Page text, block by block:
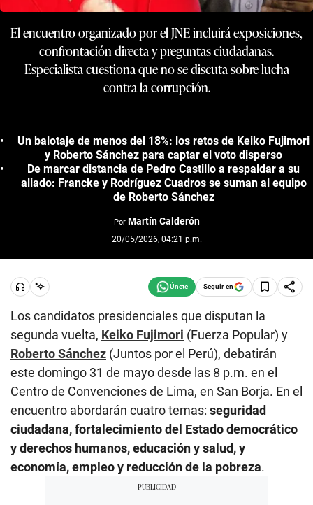
El encuentro organizado por el JNE incluirá exposiciones,
confrontación directa y preguntas ciudadanas.
Especialista cuestiona que no se discuta sobre lucha
contra la corrupción.
Un balotaje de menos del 18%: los retos de Keiko Fujimori
y Roberto Sánchez para captar el voto disperso
De marcar distancia de Pedro Castillo a respaldar a su
aliado: Francke y Rodríguez Cuadros se suman al equipo
de Roberto Sánchez
Por Martín Calderón
20/05/2026, 04:21 p.m.
Seguir en
Los candidatos presidenciales que disputan la
segunda vuelta, Keiko Fujimori (Fuerza Popular) y
Roberto Sánchez (Juntos por el Perú), debatirán
este domingo 31 de mayo desde las 8 p.m. en el
Centro de Convenciones de Lima, en San Borja. En el
encuentro abordarán cuatro temas: seguridad
ciudadana, fortalecimiento del Estado democrático
y derechos humanos, educación y salud, y
economía, empleo y reducción de la pobreza.